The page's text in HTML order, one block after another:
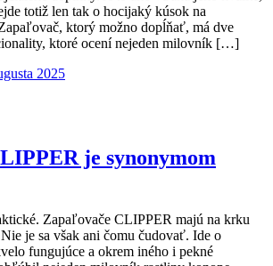
totiž len tak o hocijaký kúsok na
ktorý možno dopĺňať, má dve
ktoré ocení nejeden milovník […]
2025
je synonymom
Zapaľovače CLIPPER majú na krku
je sa však ani čomu čudovať. Ide o
fungujúce a okrem iného i pekné